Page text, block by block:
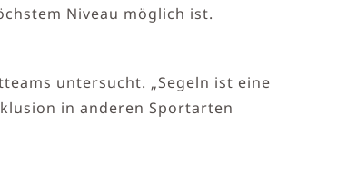
Niveau möglich ist.
untersucht. „Segeln ist eine
in anderen Sportarten